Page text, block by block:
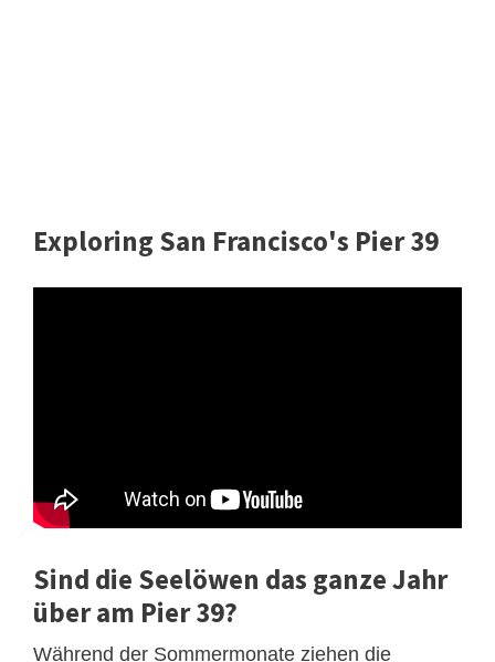
Exploring San Francisco's Pier 39
Sind die Seelöwen das ganze Jahr
über am Pier 39?
Während der Sommermonate ziehen die